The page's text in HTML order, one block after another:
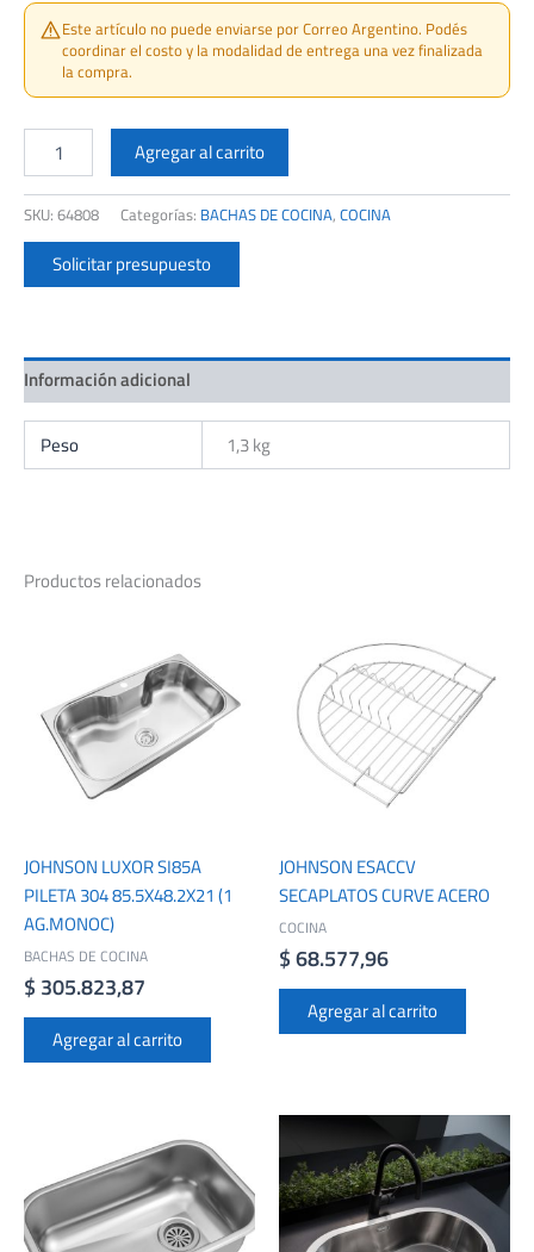
Este artículo no puede enviarse por Correo Argentino. Podés
coordinar el costo y la modalidad de entrega una vez finalizada
la compra.
JOHNSON
ZZ52B
PILETA
430
SIMPLE
52X32X13
cantidad
Agregar al carrito
SKU: 64808 Categorías: BACHAS DE COCINA, COCINA
Solicitar presupuesto
Información adicional
Peso 1,3 kg
Productos relacionados
JOHNSON LUXOR SI85A
PILETA 304 85.5X48.2X21 (1
AG.MONOC)
BACHAS DE COCINA
$ 305.823,87
Agregar al carrito
JOHNSON ESACCV
SECAPLATOS CURVE ACERO
COCINA
$68.577,96
Agregar al carrito